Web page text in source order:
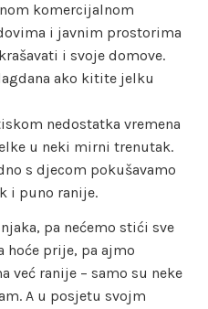
komercijalnom
i javnim prostorima
i svoje domove.
ako kitite jelku
nedostatka vremena
u neki mirni trenutak.
s djecom pokušavamo
i puno ranije.
pa nećemo stići sve
hoće prije, pa ajmo
ranije – samo su neke
A u posjetu svojm